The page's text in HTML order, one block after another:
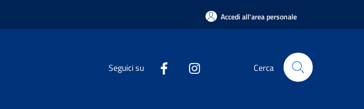
Accedi all'area personale
Seguici su Cerca